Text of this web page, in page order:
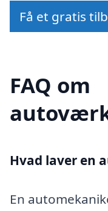
Få et gratis
FAQ om
Hvad laver en
En